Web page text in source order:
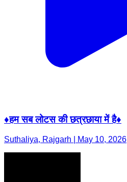
♦️हम सब लोटस की छत्रछाया में है♦️
Suthaliya, Rajgarh | May 10, 2026